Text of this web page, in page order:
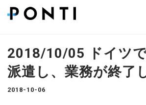
2018/10/05 ドイツ
派遣し、業務が終了
2018-10-06